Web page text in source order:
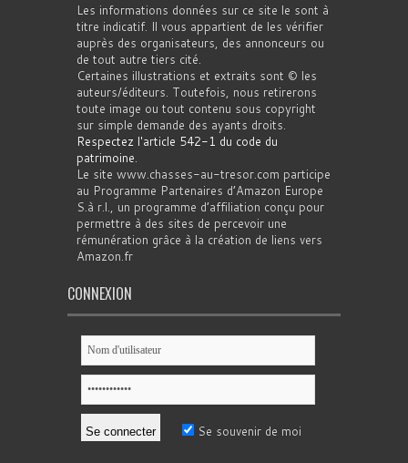
Les informations données sur ce site le sont à
titre indicatif. Il vous appartient de les vérifier
auprès des organisateurs, des annonceurs ou
de tout autre tiers cité.
Certaines illustrations et extraits sont © les
auteurs/éditeurs. Toutefois, nous retirerons
toute image ou tout contenu sous copyright
sur simple demande des ayants droits.
Respectez l'article 542-1 du code du
patrimoine.
Le site www.chasses-au-tresor.com participe
au Programme Partenaires d’Amazon Europe
S.à r.l., un programme d’affiliation conçu pour
permettre à des sites de percevoir une
rémunération grâce à la création de liens vers
Amazon.fr
CONNEXION
Se souvenir de moi